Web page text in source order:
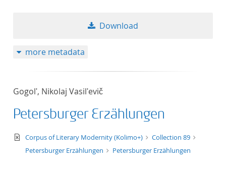
Download
more metadata
Gogolʹ, Nikolaj Vasilʹevič
Petersburger Erzählungen
text/xml
Corpus of Literary Modernity (Kolimo+)
Collection 89
Petersburger Erzählungen
Petersburger Erzählungen